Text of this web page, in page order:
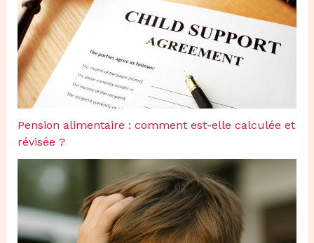
Pension alimentaire : comment est-elle calculée et
révisée ?